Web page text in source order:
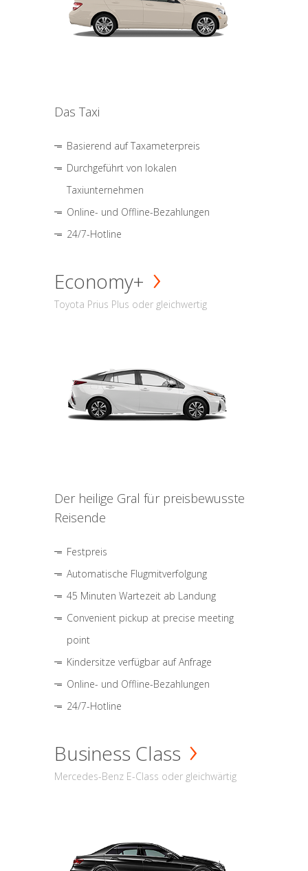
Das Taxi
Basierend auf Taxameterpreis
Durchgeführt von lokalen
Taxiunternehmen
Online- und Offline-Bezahlungen
24/7-Hotline
Economy+
Toyota Prius Plus oder gleichwertig
Der heilige Gral für preisbewusste
Reisende
Festpreis
Automatische Flugmitverfolgung
45 Minuten Wartezeit ab Landung
Convenient pickup at precise meeting
point
Kindersitze verfügbar auf Anfrage
Online- und Offline-Bezahlungen
24/7-Hotline
Business Class
Mercedes-Benz E-Class oder gleichwärtig